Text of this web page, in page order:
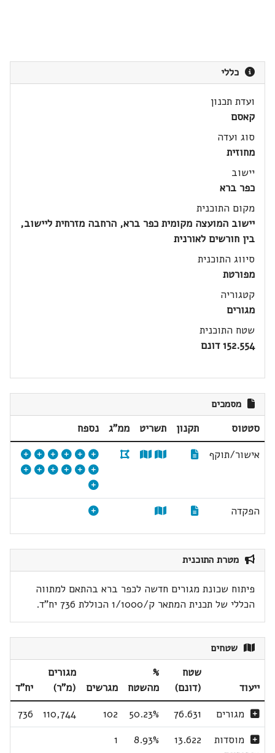
כללי
ועדת תכנון
קאסם
סוג ועדה
מחוזית
יישוב
כפר ברא
מקום התוכנית
יישוב המועצה מקומית כפר ברא, הרחבה מזרחית ליישוב,
בין חורשים לאורנית
סיווג התוכנית
מפורטת
קטגוריה
מגורים
שטח התוכנית
152.554 דונם
מסמכים
סטטוס תקנון תשריט ממ"ג
נספח
אישור/תוקף
הפקדה
מטרת התוכנית
פיתוח שכונת מגורים חדשה לכפר ברא בהתאם למתווה
הכללי של תכנית המתאר ק/1/1000 הכוללת 736 יח"ד.
שטחים
ייעוד
שטח
(דונם)
%
מהשטח
מגרשים
מגורים
(מ"ר)
יח"ד
מגורים
76.631
50.23%
102
110,744
736
מוסדות
13.622
8.93%
1